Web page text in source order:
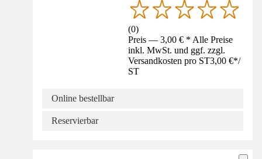
(0)
Preis — 3,00 € * Alle Preise
inkl. MwSt. und ggf. zzgl.
Versandkosten pro ST3,00 €*/
ST
Online bestellbar
Reservierbar